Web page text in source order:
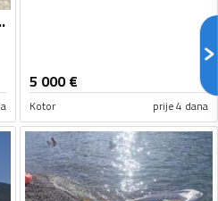
15' PREMIUM
5 000€
Kotor prije 4 dana